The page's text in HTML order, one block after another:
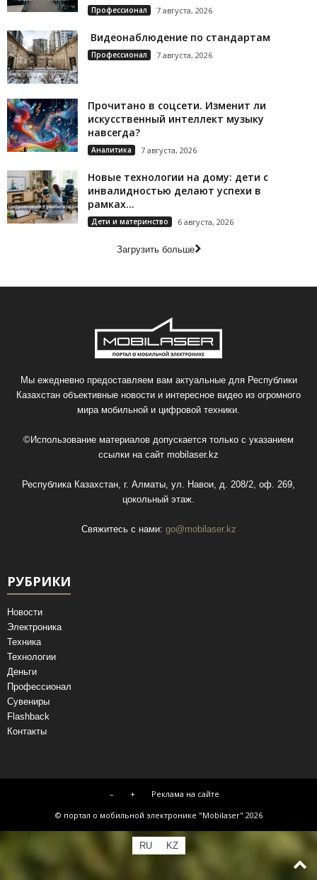
Профессионал 7 августа, 2026
Видеонаблюдение по стандартам
Профессионал 7 августа, 2026
Прочитано в соцсети. Изменит ли
искусственный интеллект музыку
навсегда?
Аналитика 7 августа, 2026
Новые технологии на дому: дети с
инвалидностью делают успехи в
рамках...
Дети и материнство 6 августа, 2026
Загрузить больше
Мы ежедневно предоставляем вам актуальные для Республики
Казахстан объективные новости и интересное видео из огромного
мира мобильной и цифровой техники.
©Использование материалов допускается только с указанием
ссылки на сайт mobilaser.kz
Республика Казахстан, г. Алматы, ул. Навои, д. 208/2, оф. 269,
цокольный этаж.
Свяжитесь с нами: go@mobilaser.kz
РУБРИКИ
Новости
Электроника
Техника
Технологии
Деньги
Профессионал
Сувениры
Flashback
Контакты
– +
Реклама на сайте
© портал о мобильной электронике "Mobilaser" 2026
RU KZ